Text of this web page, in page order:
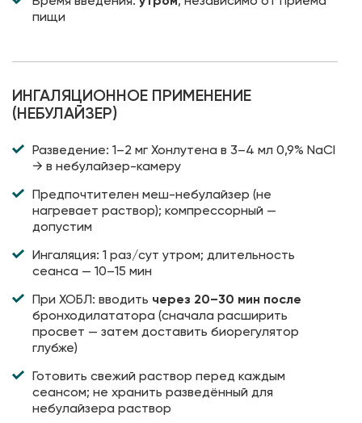
пищи
ИНГАЛЯЦИОННОЕ ПРИМЕНЕНИЕ
(НЕБУЛАЙЗЕР)
Разведение: 1–2 мг Хонлутена в 3–4 мл 0,9% NaCl
→ в небулайзер-камеру
Предпочтителен меш-небулайзер (не
нагревает раствор); компрессорный —
допустим
Ингаляция: 1 раз/сут утром; длительность
сеанса — 10–15 мин
При ХОБЛ: вводить через 20–30 мин после
бронходилататора (сначала расширить
просвет — затем доставить биорегулятор
глубже)
Готовить свежий раствор перед каждым
сеансом; не хранить разведённый для
небулайзера раствор